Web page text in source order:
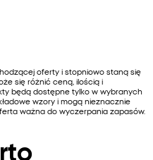
oferty i stopniowo staną się
się różnić ceną, ilością i
będą dostępne tylko w wybranych
wzory i mogą nieznacznie
ważna do wyczerpania zapasów.